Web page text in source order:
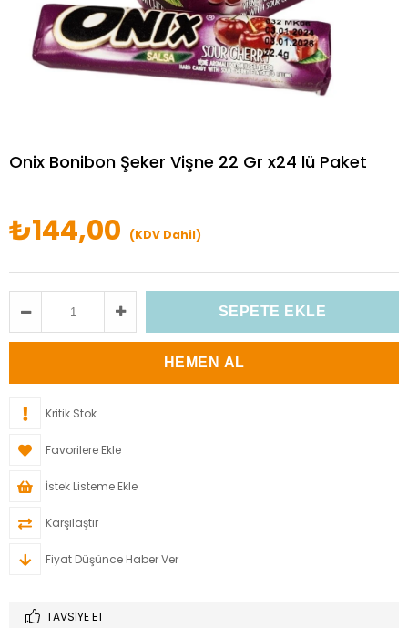
Onix Bonibon Şeker Vişne 22 Gr x24 lü Paket
₺144,00 (KDV Dahil)
Kritik Stok
Favorilere Ekle
İstek Listeme Ekle
Karşılaştır
Fiyat Düşünce Haber Ver
TAVSIYE ET